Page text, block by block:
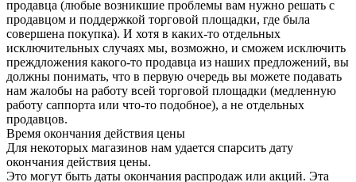
продавца (любые возникшие проблемы вам нужно решать с
продавцом и поддержкой торговой площадки, где была
совершена покупка). И хотя в каких-то отдельных
исключительных случаях мы, возможно, и сможем исключить
преждложения какого-то продавца из наших предложений, вы
должны понимать, что в первую очередь вы можете подавать
нам жалобы на работу всей торговой площадки (медленную
работу саппорта или что-то подобное), а не отдельных
продавцов.
Время окончания действия цены
Для некоторых магазинов нам удается спарсить дату
окончания действия цены.
Это могут быть даты окончания распродаж или акций. Эта